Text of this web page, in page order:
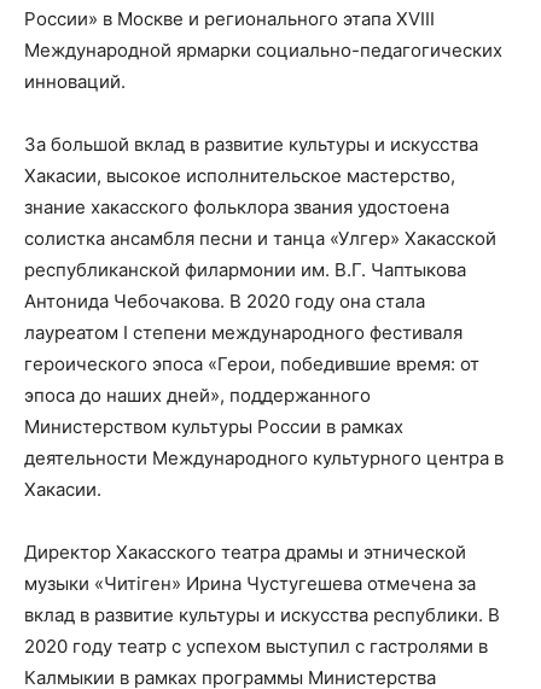
России» в Москве и регионального этапа XVIII
Международной ярмарки социально-педагогических
инноваций.
За большой вклад в развитие культуры и искусства
Хакасии, высокое исполнительское мастерство,
знание хакасского фольклора звания удостоена
солистка ансамбля песни и танца «Улгер» Хакасской
республиканской филармонии им. В.Г. Чаптыкова
Антонида Чебочакова. В 2020 году она стала
лауреатом I степени международного фестиваля
героического эпоса «Герои, победившие время: от
эпоса до наших дней», поддержанного
Министерством культуры России в рамках
деятельности Международного культурного центра в
Хакасии.
Директор Хакасского театра драмы и этнической
музыки «Читiген» Ирина Чустугешева отмечена за
вклад в развитие культуры и искусства республики. В
2020 году театр с успехом выступил с гастролями в
Калмыкии в рамках программы Министерства